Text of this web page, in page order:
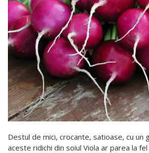
Destul de mici, crocante, satioase, cu un
aceste ridichi din soiul Viola ar parea la